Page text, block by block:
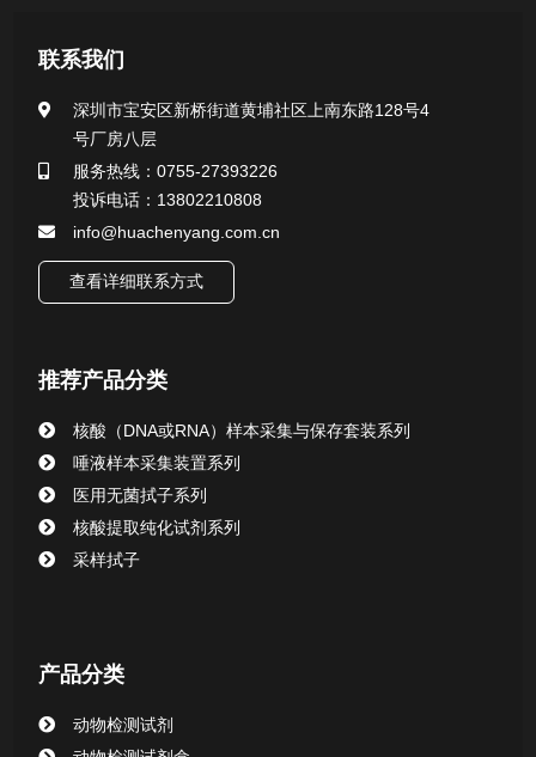
行业新闻
联系我们
深圳市宝安区新桥街道黄埔社区上南东路128号4
号厂房八层
服务热线：0755-27393226
投诉电话：13802210808
info@huachenyang.com.cn
查看详细联系方式
推荐产品分类
核酸（DNA或RNA）样本采集与保存套装系列
唾液样本采集装置系列
医用无菌拭子系列
核酸提取纯化试剂系列
采样拭子
产品分类
动物检测试剂